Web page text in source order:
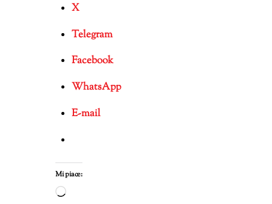
X
Telegram
Facebook
WhatsApp
E-mail
Mi piace:
Caricamento